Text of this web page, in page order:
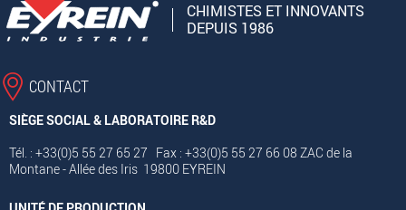
CHIMISTES ET INNOVANTS
DEPUIS 1986
CONTACT
SIÈGE SOCIAL & LABORATOIRE R&D
Tél. : +33(0)5 55 27 65 27 Fax : +33(0)5 55 27 66 08 ZAC de la
Montane - Allée des Iris 19800 EYREIN